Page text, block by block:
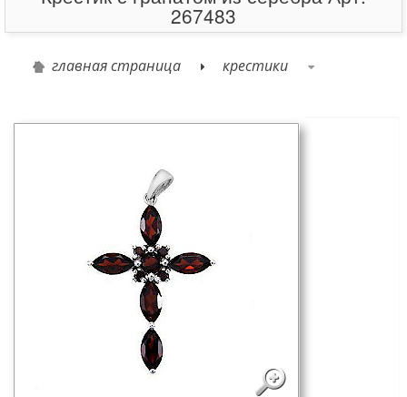
267483
главная страница крестики